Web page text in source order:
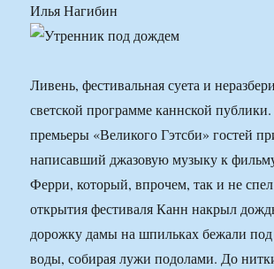
Илья Нагибин
Ливень, фестивальная суета и
светской программе каннской
премьеры «Великого Гэтсби» гостей
написавший джазовую музыку к
Ферри, который, впрочем, так и не
открытия фестиваля Канн накрыл
дорожку дамы на шпильках бежали
воды, собирая лужи подолами. До